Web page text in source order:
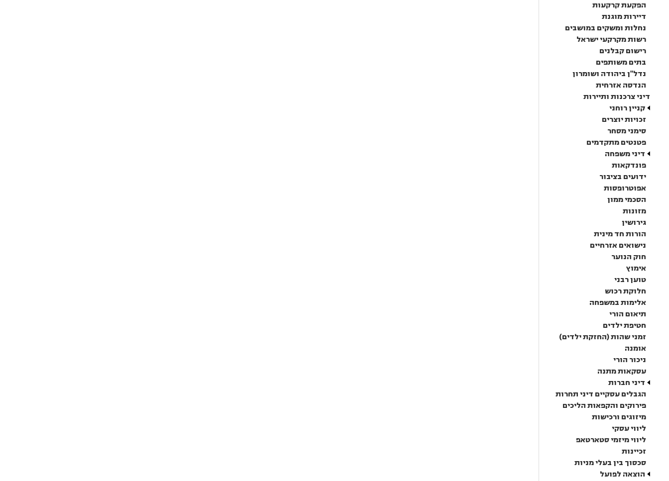
הפקעת קרקעות
דיירות מוגנת
נחלות ומשקים במושבים
רשות מקרקעי ישראל
רישום קבלנים
בתים משותפים
נדל"ן ביהודה ושומרון
הנדסה אזרחית
דיני צרכנות ותיירות
קניין רוחני
זכויות יוצרים
סימני מסחר
פטנטים מתקדמים
דיני משפחה
פונדקאות
ידועים בציבור
אפוטרופסות
הסכמי ממון
מזונות
גירושין
הורות חד מינית
נישואים אזרחיים
חוק הנוער
אימוץ
טוען רבני
חלוקת רכוש
אלימות במשפחה
תיאום הורי
חטיפת ילדים
זמני שהות (החזקת ילדים)
אומנה
ניכור הורי
עסקאות מתנה
דיני חברות
הגבלים עסקיים דיני תחרות
פירוקים והקפאות הליכים
מיזוגים ורכישות
ליווי עסקי
ליווי מיזמי סטארטאפ
זכיינות
סכסוך בין בעלי מניות
הוצאה לפועל